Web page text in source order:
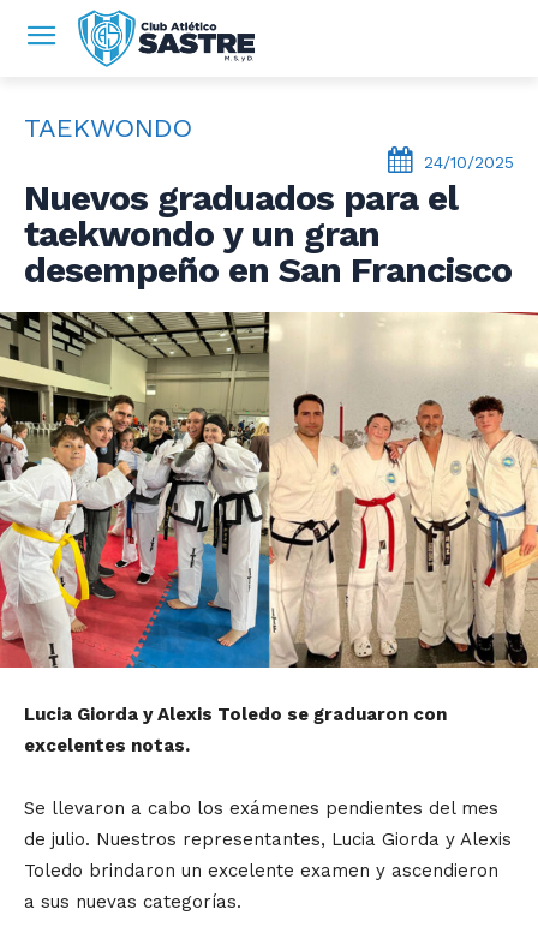
TAEKWONDO
24/10/2025
Nuevos graduados para el
taekwondo y un gran
desempeño en San Francisco
Lucia Giorda y Alexis Toledo se graduaron con
excelentes notas.
Se llevaron a cabo los exámenes pendientes del mes
de julio. Nuestros representantes, Lucia Giorda y Alexis
Toledo brindaron un excelente examen y ascendieron
a sus nuevas categorías.